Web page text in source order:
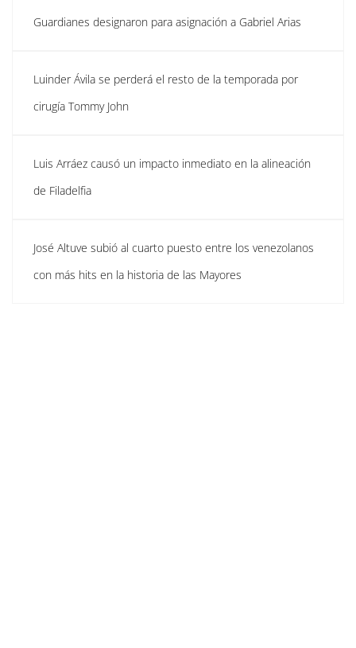
Guardianes designaron para asignación a Gabriel Arias
Luinder Ávila se perderá el resto de la temporada por
cirugía Tommy John
Luis Arráez causó un impacto inmediato en la alineación
de Filadelfia
José Altuve subió al cuarto puesto entre los venezolanos
con más hits en la historia de las Mayores